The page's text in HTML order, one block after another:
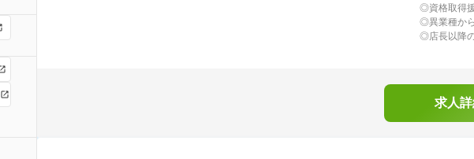
◎資格取得
◎異業種か
◎店長以降
求人